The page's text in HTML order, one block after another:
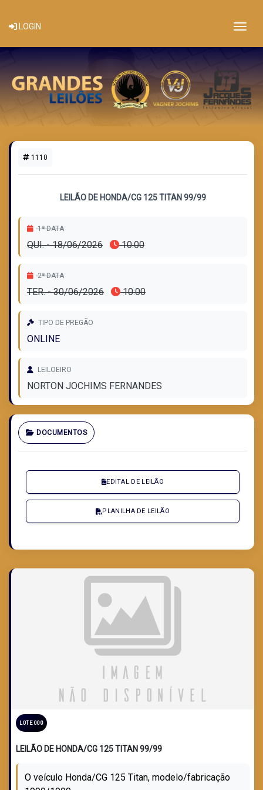
LOGIN
1110
LEILÃO DE HONDA/CG 125 TITAN 99/99
1ª DATA
QUI. - 18/06/2026 10:00
2ª DATA
TER. - 30/06/2026 10:00
TIPO DE PREGÃO
ONLINE
LEILOEIRO
NORTON JOCHIMS FERNANDES
DOCUMENTOS
EDITAL DE LEILÃO
PLANILHA DE LEILÃO
LOTE 000
LEILÃO DE HONDA/CG 125 TITAN 99/99
O veículo Honda/CG 125 Titan, modelo/fabricação